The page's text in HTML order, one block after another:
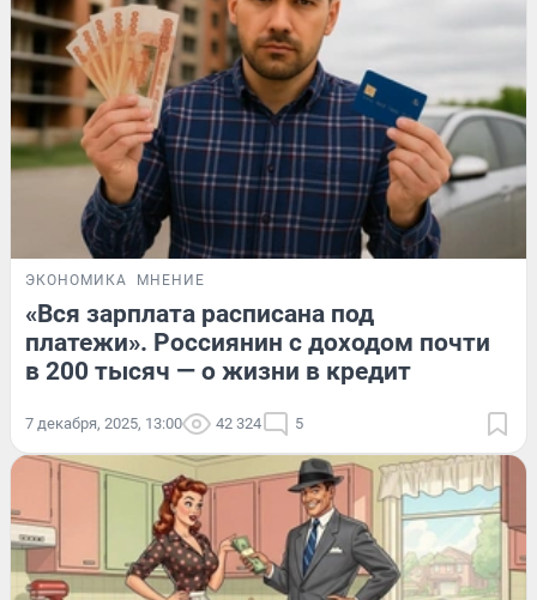
ЭКОНОМИКА МНЕНИЕ
«Вся зарплата расписана под
платежи». Россиянин с доходом почти
в 200 тысяч — о жизни в кредит
7 декабря, 2025, 13:00 42 324 5